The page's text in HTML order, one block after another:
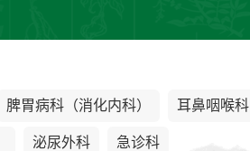
脾胃病科（消化内科） 耳鼻咽喉科
泌尿外科 急诊科